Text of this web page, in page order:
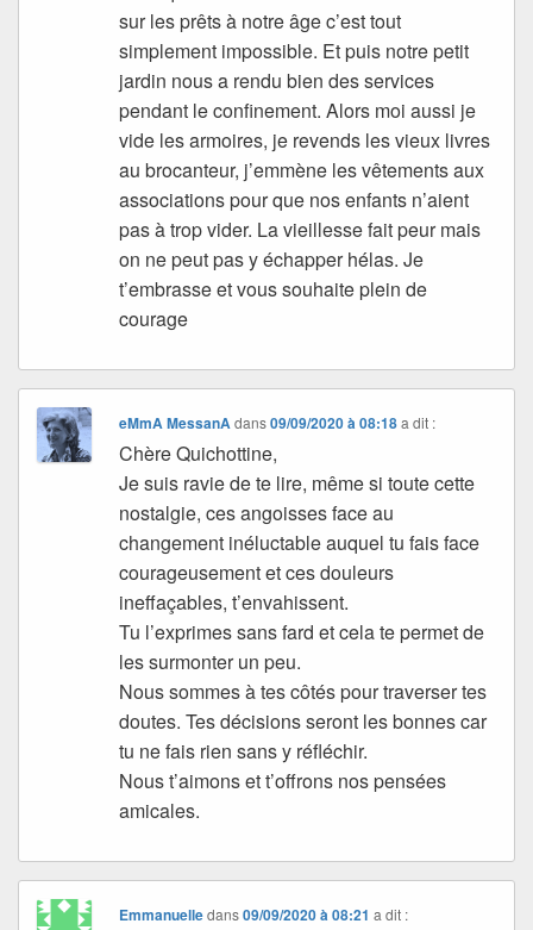
sur les prêts à notre âge c’est tout
simplement impossible. Et puis notre petit
jardin nous a rendu bien des services
pendant le confinement. Alors moi aussi je
vide les armoires, je revends les vieux livres
au brocanteur, j’emmène les vêtements aux
associations pour que nos enfants n’aient
pas à trop vider. La vieillesse fait peur mais
on ne peut pas y échapper hélas. Je
t’embrasse et vous souhaite plein de
courage
eMmA MessanAdans09/09/2020 à 08:18 a dit :
Chère Quichottine,
Je suis ravie de te lire, même si toute cette
nostalgie, ces angoisses face au
changement inéluctable auquel tu fais face
courageusement et ces douleurs
ineffaçables, t’envahissent.
Tu l’exprimes sans fard et cela te permet de
les surmonter un peu.
Nous sommes à tes côtés pour traverser tes
doutes. Tes décisions seront les bonnes car
tu ne fais rien sans y réfléchir.
Nous t’aimons et t’offrons nos pensées
amicales.
Emmanuelledans09/09/2020 à 08:21 a dit :